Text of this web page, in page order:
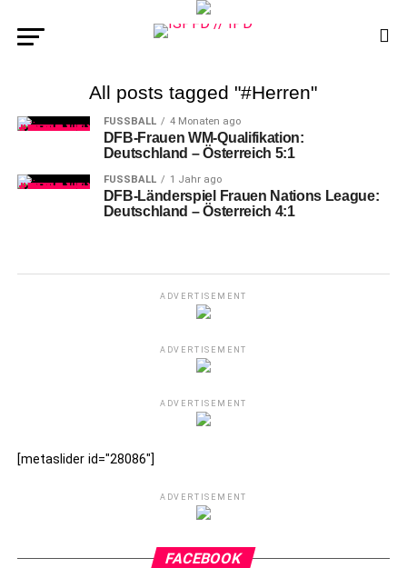
All posts tagged "#Herren"
FUSSBALL 4 Monaten ago
DFB-Frauen WM-Qualifikation:
Deutschland – Österreich 5:1
FUSSBALL 1 Jahr ago
DFB-Länderspiel Frauen Nations League:
Deutschland – Österreich 4:1
ADVERTISEMENT
ADVERTISEMENT
ADVERTISEMENT
[metaslider id="28086"]
ADVERTISEMENT
FACEBOOK